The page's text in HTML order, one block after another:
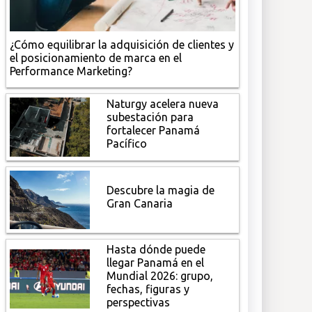
¿Cómo equilibrar la adquisición de clientes y
el posicionamiento de marca en el
Performance Marketing?
Naturgy acelera nueva
subestación para
fortalecer Panamá
Pacífico
Descubre la magia de
Gran Canaria
Hasta dónde puede
llegar Panamá en el
Mundial 2026: grupo,
fechas, figuras y
perspectivas